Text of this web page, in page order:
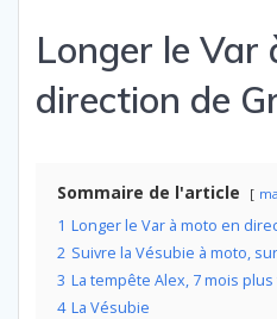
Longer le Var
direction de
Sommaire de l'article
1 Longer le Var à moto en
2 Suivre la Vésubie à moto,
3 La tempête Alex, 7 mois
4 La Vésubie